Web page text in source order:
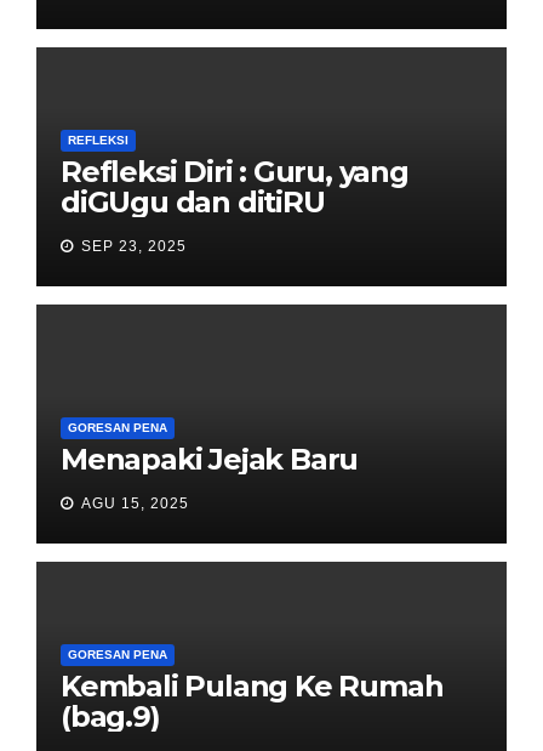
REFLEKSI
Refleksi Diri : Guru, yang
diGUgu dan ditiRU
SEP 23, 2025
GORESAN PENA
Menapaki Jejak Baru
AGU 15, 2025
GORESAN PENA
Kembali Pulang Ke Rumah
(bag.9)